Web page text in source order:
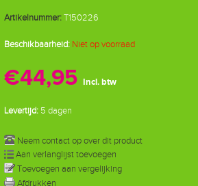
Artikelnummer: T150226
Beschikbaarheid: Niet op voorraad
€44,95 Incl. btw
Levertijd:5 dagen
Neem contact op over dit product
Aan verlanglijst toevoegen
Toevoegen aan vergelijking
Afdrukken